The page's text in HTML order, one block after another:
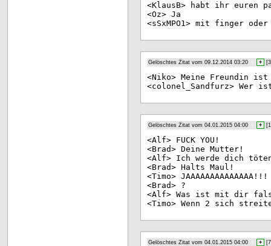
<KlausB> habt ihr euren
<Oz> Ja
<sSxMPO1> mit finger oder
Gelöschtes Zitat vom 09.12.2014 03:20 + [3
<Ni ko> Meine Freundin
<co lonel_Sandfurz> Wer
Gelöschtes Zitat vom 04.01.2015 04:00 + [
<Alf> FUCK YOU!
<Brad> Deine Mutter!
<Alf> Ich werde dich
<Brad> Halts Maul!
<Timo> JAAAAAAAAAAAAAA!!!
<Brad> ?
<Alf> Was ist mit dir
<Timo> Wenn 2 sich
Gelöschtes Zitat vom 04.01.2015 04:00 + [7